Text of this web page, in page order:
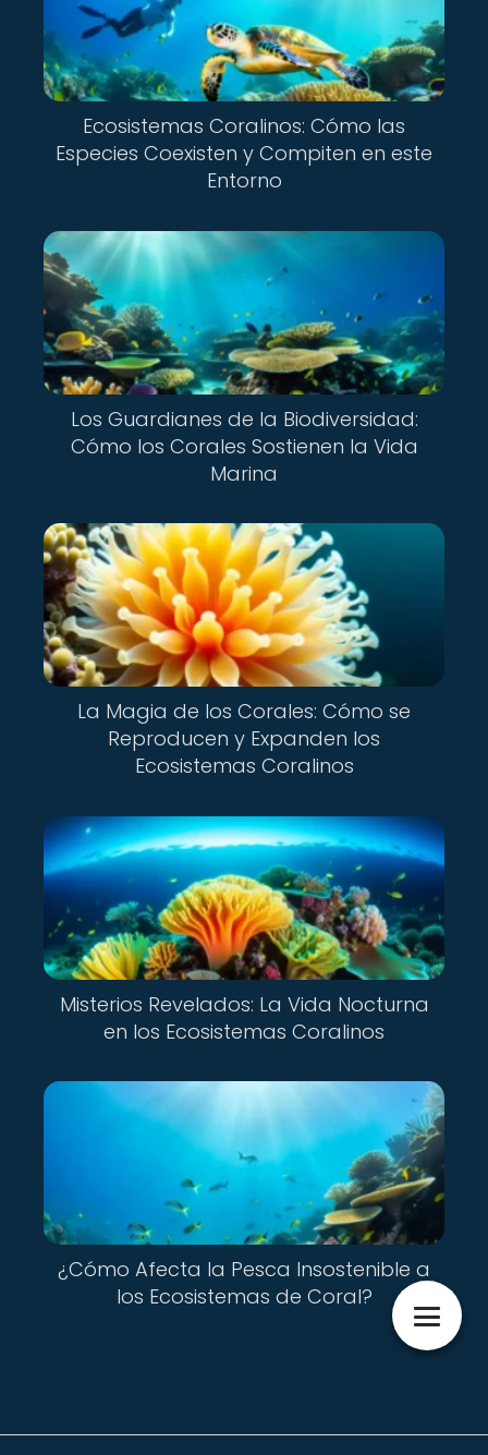
Ecosistemas Coralinos: Cómo las
Especies Coexisten y Compiten en este
Entorno
Los Guardianes de la Biodiversidad:
Cómo los Corales Sostienen la Vida
Marina
La Magia de los Corales: Cómo se
Reproducen y Expanden los
Ecosistemas Coralinos
Misterios Revelados: La Vida Nocturna
en los Ecosistemas Coralinos
¿Cómo Afecta la Pesca Insostenible a
los Ecosistemas de Coral?